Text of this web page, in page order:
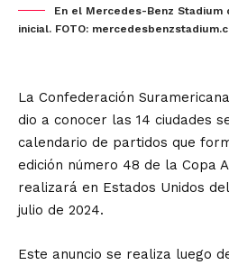
En el Mercedes-Benz
inicial. FOTO:
La Confederación
dio a conocer las 14 ciudades
calendario de partidos que
edición número 48 de la Copa
realizará en Estados Unidos
julio de 2024.
Este anuncio se realiza luego